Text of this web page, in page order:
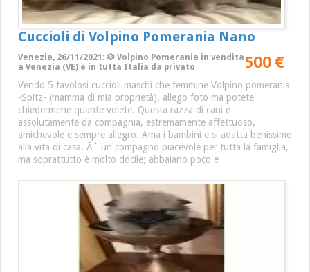
Cuccioli di Volpino Pomerania Nano
500 €
Venezia, 26/11/2021: 🐶 Volpino Pomerania in vendita
a Venezia (VE) e in tutta Italia da privato
Vendo 5 favolosi cuccioli maschi che femmine Volpino pomerania
-Spitz- (mamma di mia proprietà), allego foto ma potete
chiedermene quante volete. Questa razza di cani è
assolutamente da compagnia, estremamente affettuoso,
amichevole e sempre allegro. Ama i bambini e si adatta benissimo
alla vita di casa. Ãˆ un compagno piacevole per tutta la famiglia,
ma soprattutto è molto docile; abbaiano poco e